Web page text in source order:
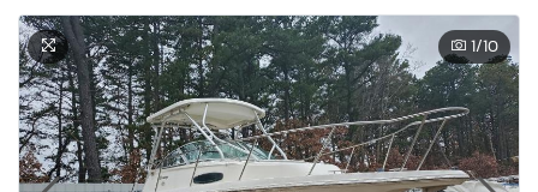
1/10